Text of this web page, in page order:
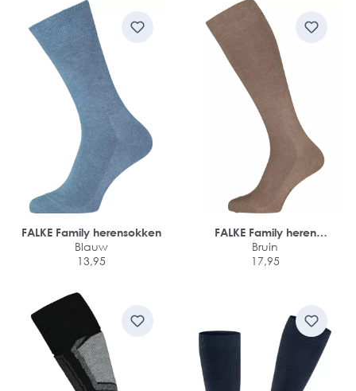
FALKE Family herensokken
Blauw
13,95
FALKE Family heren
kniekousen
Bruin
17,95